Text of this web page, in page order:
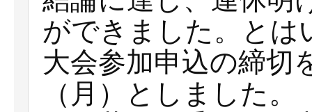
ができました。とは
大会参加申込の締切
（月）としました。